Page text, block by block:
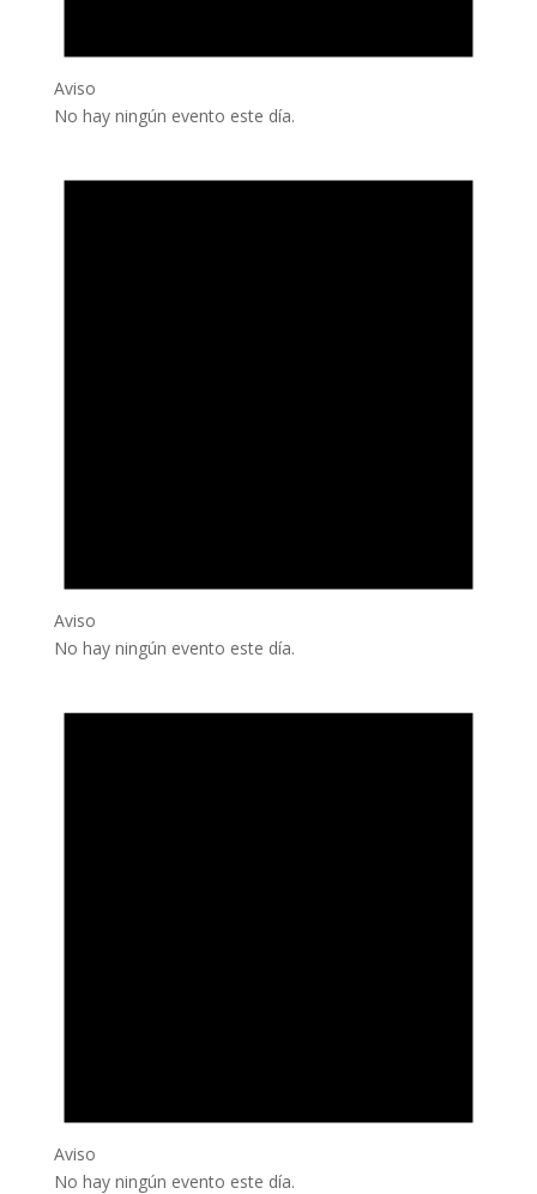
Aviso
No hay ningún evento este día.
Aviso
No hay ningún evento este día.
Aviso
No hay ningún evento este día.